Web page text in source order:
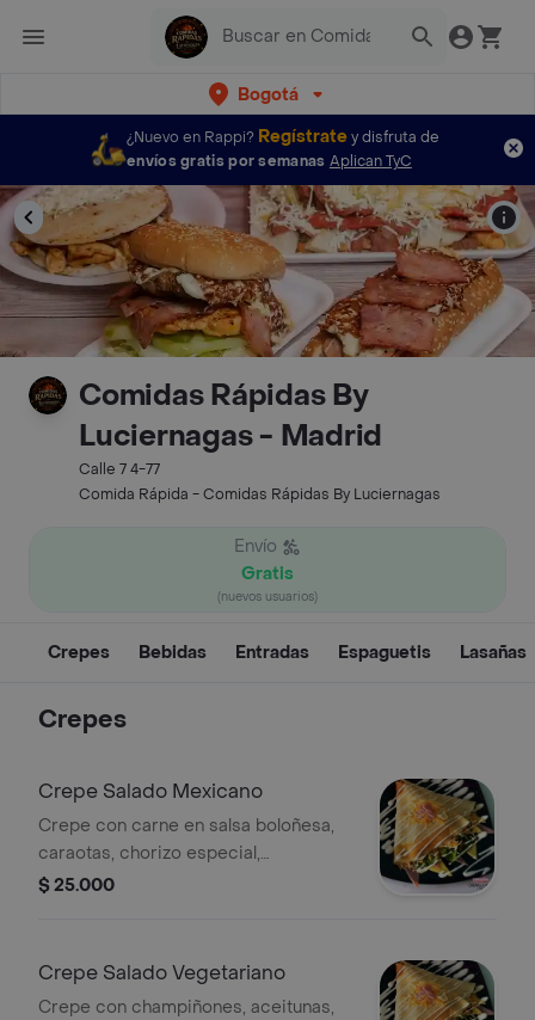
Bogotá
¿Nuevo en Rappi? Regístratey disfruta de
envíos gratis por semanas Aplican TyC
Comidas Rápidas By
Luciernagas - Madrid
Calle 7 4-77
Comida Rápida - Comidas Rápidas By Luciernagas
Envío
Gratis
(nuevos usuarios)
Crepes Bebidas Entradas Espaguetis Lasañas
Crepes
Crepe Salado Mexicano
Crepe con carne en salsa boloñesa,
caraotas, chorizo especial,
guacamole y doritos.
$ 25.000
Crepe Salado Vegetariano
Crepe con champiñones, aceitunas,